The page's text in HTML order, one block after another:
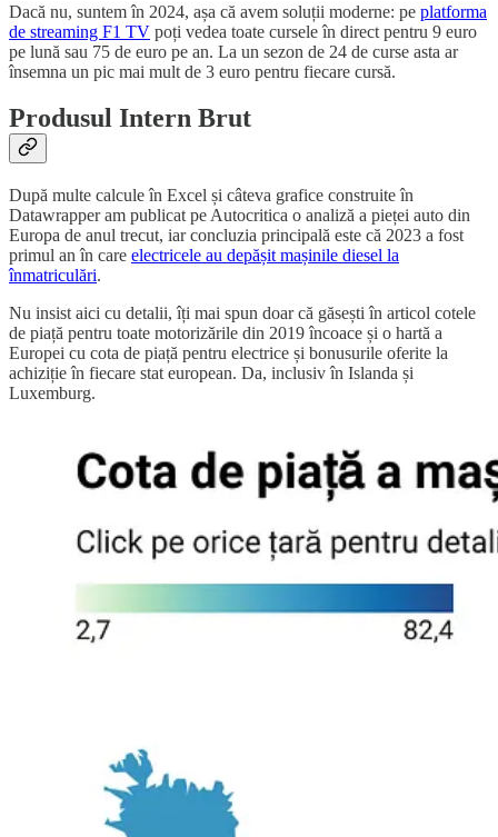
Dacă nu, suntem în 2024, așa că avem soluții moderne: pe platforma
de streaming F1 TV poți vedea toate cursele în direct pentru 9 euro
pe lună sau 75 de euro pe an. La un sezon de 24 de curse asta ar
însemna un pic mai mult de 3 euro pentru fiecare cursă.
Produsul Intern Brut
După multe calcule în Excel și câteva grafice construite în
Datawrapper am publicat pe Autocritica o analiză a pieței auto din
Europa de anul trecut, iar concluzia principală este că 2023 a fost
primul an în care electricele au depășit mașinile diesel la
înmatriculări.
Nu insist aici cu detalii, îți mai spun doar că găsești în articol cotele
de piață pentru toate motorizările din 2019 încoace și o hartă a
Europei cu cota de piață pentru electrice și bonusurile oferite la
achiziție în fiecare stat european. Da, inclusiv în Islanda și
Luxemburg.